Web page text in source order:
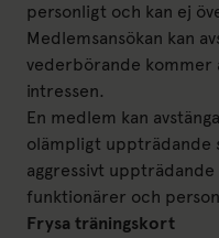
personligt och kan ej
Medlemsansökan kan
vederbörande
intressen.
En medlem kan
olämpligt uppträdande
aggressivt
funktionärer och
Frysa träningskort